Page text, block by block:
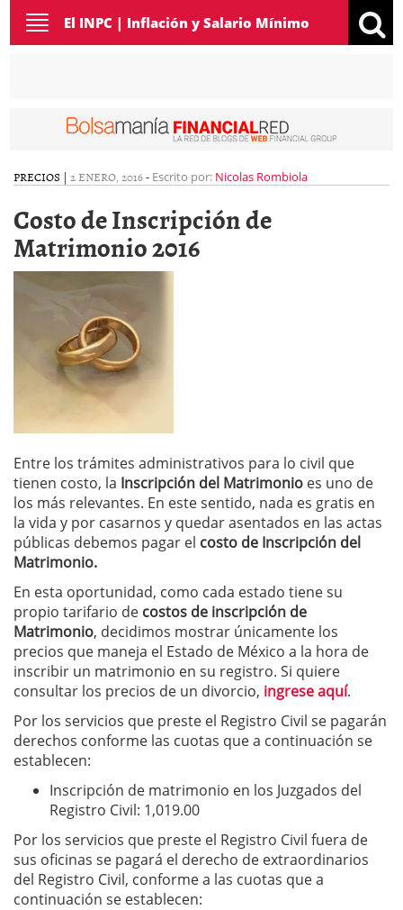
Toggle
navigation
El INPC | Inflación y Salario Mínimo
PRECIOS | 2 ENERO, 2016- Escrito por: Nicolas Rombiola
Costo de Inscripción de
Matrimonio 2016
Entre los trámites administrativos para lo civil que
tienen costo, la Inscripción del Matrimonio es uno de
los más relevantes. En este sentido, nada es gratis en
la vida y por casarnos y quedar asentados en las actas
públicas debemos pagar el costo de Inscripción del
Matrimonio.
En esta oportunidad, como cada estado tiene su
propio tarifario de costos de inscripción de
Matrimonio, decidimos mostrar únicamente los
precios que maneja el Estado de México a la hora de
inscribir un matrimonio en su registro. Si quiere
consultar los precios de un divorcio, ingrese aquí.
Por los servicios que preste el Registro Civil se pagarán
derechos conforme las cuotas que a continuación se
establecen:
Inscripción de matrimonio en los Juzgados del
Registro Civil: 1,019.00
Por los servicios que preste el Registro Civil fuera de
sus oficinas se pagará el derecho de extraordinarios
del Registro Civil, conforme a las cuotas que a
continuación se establecen: